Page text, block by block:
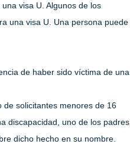
visa U. Algunos de los
una visa U. Una persona puede
de haber sido víctima de una
de solicitantes menores de 16
discapacidad, uno de los padres,
dicho hecho en su nombre.